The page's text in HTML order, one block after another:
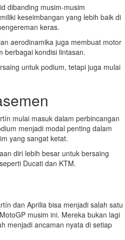
dibanding musim-musim
keseimbangan yang lebih baik di
keras.
aerodinamika juga membuat motor
berbagai kondisi lintasan.
untuk podium, tetapi juga mulai
mulai masuk dalam perbincangan
menjadi modal penting dalam
yang sangat ketat.
diri lebih besar untuk bersaing
Ducati dan KTM.
dan Aprilia bisa menjadi salah satu
musim ini. Mereka bukan lagi
menjadi ancaman nyata di setiap